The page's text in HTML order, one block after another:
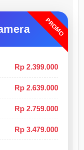
PROMO
Rp 2.399.000
Rp 2.639.000
Rp 2.759.000
Rp 3.479.000